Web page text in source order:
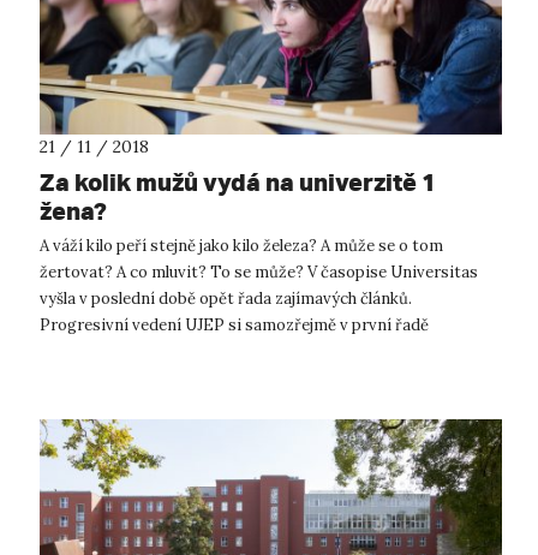
21 / 11 / 2018
Za kolik mužů vydá na univerzitě 1
žena?
A váží kilo peří stejně jako kilo železa? A může se o tom
žertovat? A co mluvit? To se může? V časopise Universitas
vyšla v poslední době opět řada zajímavých článků.
Progresivní vedení UJEP si samozřejmě v první řadě